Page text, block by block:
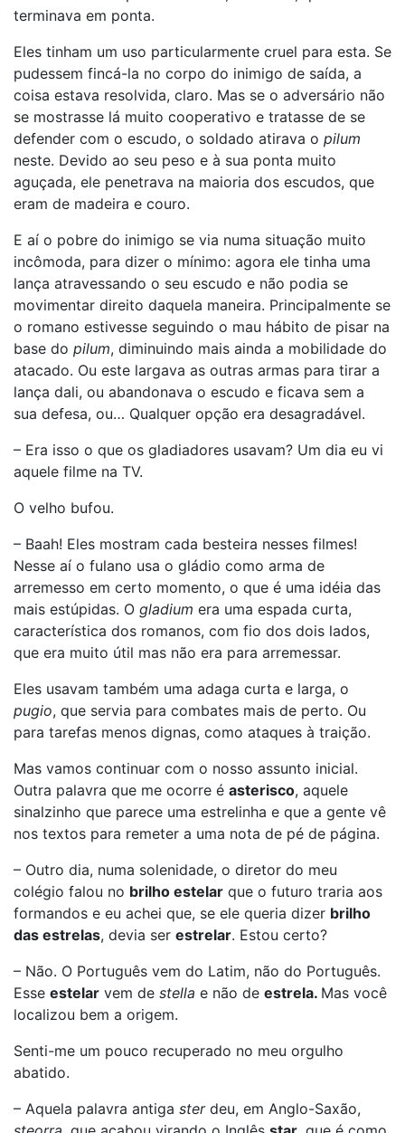
terminava em ponta.
Eles tinham um uso particularmente cruel para esta. Se
pudessem fincá-la no corpo do inimigo de saída, a
coisa estava resolvida, claro. Mas se o adversário não
se mostrasse lá muito cooperativo e tratasse de se
defender com o escudo, o soldado atirava o pilum
neste. Devido ao seu peso e à sua ponta muito
aguçada, ele penetrava na maioria dos escudos, que
eram de madeira e couro.
E aí o pobre do inimigo se via numa situação muito
incômoda, para dizer o mínimo: agora ele tinha uma
lança atravessando o seu escudo e não podia se
movimentar direito daquela maneira. Principalmente se
o romano estivesse seguindo o mau hábito de pisar na
base do pilum, diminuindo mais ainda a mobilidade do
atacado. Ou este largava as outras armas para tirar a
lança dali, ou abandonava o escudo e ficava sem a
sua defesa, ou… Qualquer opção era desagradável.
– Era isso o que os gladiadores usavam? Um dia eu vi
aquele filme na TV.
O velho bufou.
– Baah! Eles mostram cada besteira nesses filmes!
Nesse aí o fulano usa o gládio como arma de
arremesso em certo momento, o que é uma idéia das
mais estúpidas. O gladium era uma espada curta,
característica dos romanos, com fio dos dois lados,
que era muito útil mas não era para arremessar.
Eles usavam também uma adaga curta e larga, o
pugio, que servia para combates mais de perto. Ou
para tarefas menos dignas, como ataques à traição.
Mas vamos continuar com o nosso assunto inicial.
Outra palavra que me ocorre é asterisco, aquele
sinalzinho que parece uma estrelinha e que a gente vê
nos textos para remeter a uma nota de pé de página.
– Outro dia, numa solenidade, o diretor do meu
colégio falou no brilho estelar que o futuro traria aos
formandos e eu achei que, se ele queria dizer brilho
das estrelas, devia ser estrelar. Estou certo?
– Não. O Português vem do Latim, não do Português.
Esse estelar vem de stella e não de estrela. Mas você
localizou bem a origem.
Senti-me um pouco recuperado no meu orgulho
abatido.
– Aquela palavra antiga sterdeu, em Anglo-Saxão,